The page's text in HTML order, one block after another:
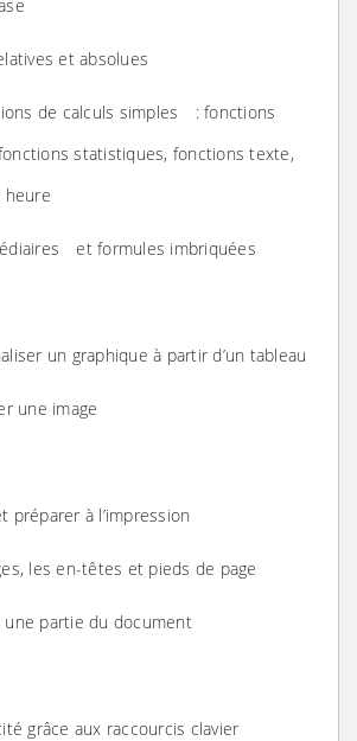
et absolues
de calculs simples : fonctions
statistiques, fonctions texte,
et formules imbriquées
un graphique à partir d’un tableau
une image
préparer à l’impression
les en-têtes et pieds de page
partie du document
grâce aux raccourcis clavier